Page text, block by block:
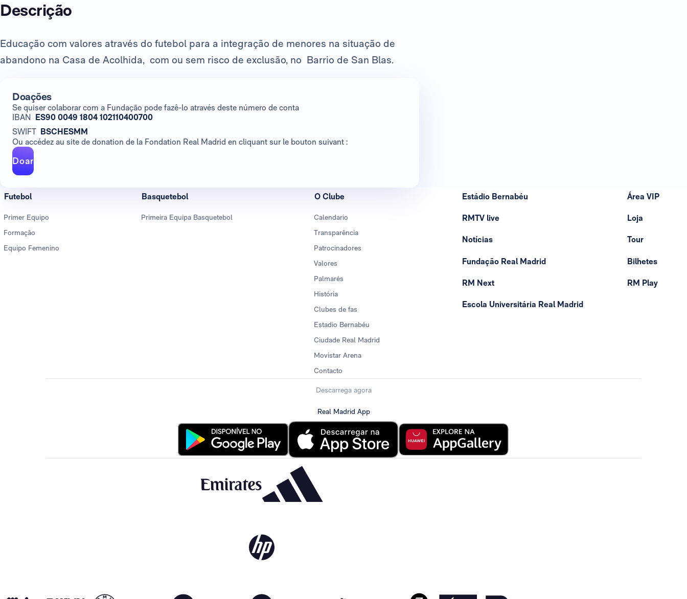
Descrição
Educação com valores através do futebol para a integração de menores na situação de
abandono na Casa de Acolhida, com ou sem risco de exclusão, no Barrio de San Blas.
Doações
Se quiser colaborar com a Fundação pode fazê-lo através deste número de conta
IBAN ES90 0049 1804 102110400700
SWIFT BSCHESMM
Ou accédez au site de donation de la Fondation Real Madrid en cliquant sur le bouton suivant :
Doar
Futebol
Primer Equipo
Formação
Equipo Femenino
Basquetebol
Primeira Equipa Basquetebol
O Clube
Calendario
Transparência
Patrocinadores
Valores
Palmarés
História
Clubes de fas
Estadio Bernabéu
Ciudade Real Madrid
Movistar Arena
Contacto
Estádio Bernabéu
RMTV live
Notícias
Fundação Real Madrid
RM Next
Escola Universitária Real Madrid
Área VIP
Loja
Tour
Bilhetes
RM Play
Descarrega agora
Real Madrid App